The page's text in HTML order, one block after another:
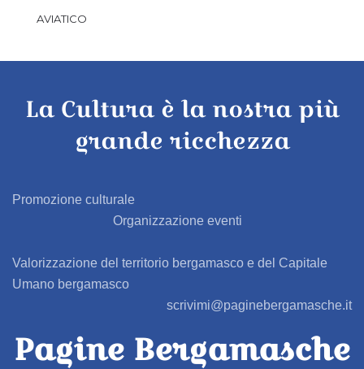
AVIATICO
AZZANO SAN PAOLO
AZZONE
BAGNATICA
BARIANO
BEDULITA
La Cultura è la nostra più
grande ricchezza
Promozione culturale
Organizzazione eventi
Valorizzazione del territorio bergamasco e del Capitale
Umano bergamasco
scrivimi@paginebergamasche.it
Pagine Bergamasche